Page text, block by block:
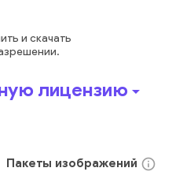
и скачать
лицензиюarrow_drop_down
Пакеты изображений info_outline